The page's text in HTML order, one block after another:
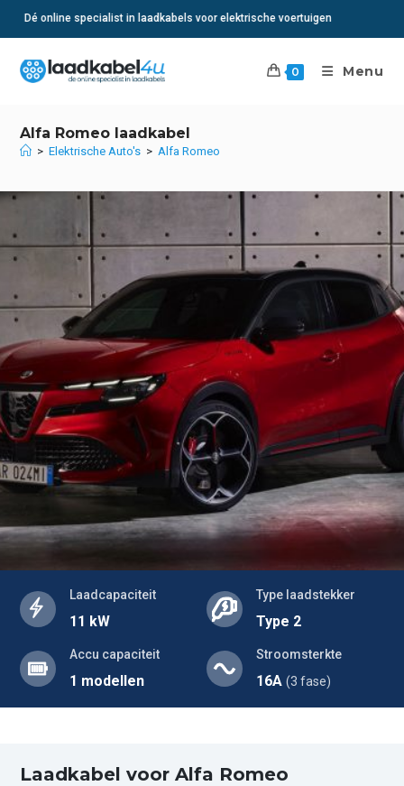
Op werkdagen voor 15:00 besteld? Volgende dag in huis
0 Menu
Alfa Romeo laadkabel
> Elektrische Auto's > Alfa Romeo
Laadcapaciteit
11 kW
Type laadstekker
Type 2
Accu capaciteit
1 modellen
Stroomsterkte
16A (3 fase)
Laadkabel voor Alfa Romeo